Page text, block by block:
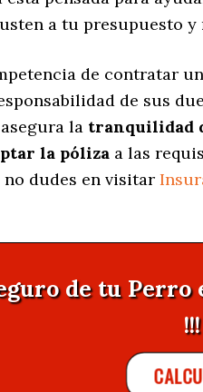
a tu presupuesto
de contratar un
de sus
la tranquilidad
la póliza a las
no dudes en visitar
de tu
!!!